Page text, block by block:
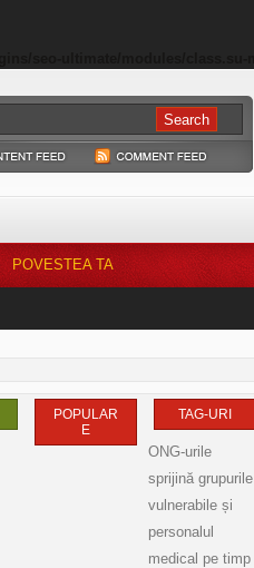
POVESTEA TA
POPULAR
E
TAG-URI
ONG-urile
sprijină grupurile
vulnerabile și
personalul
medical pe timp